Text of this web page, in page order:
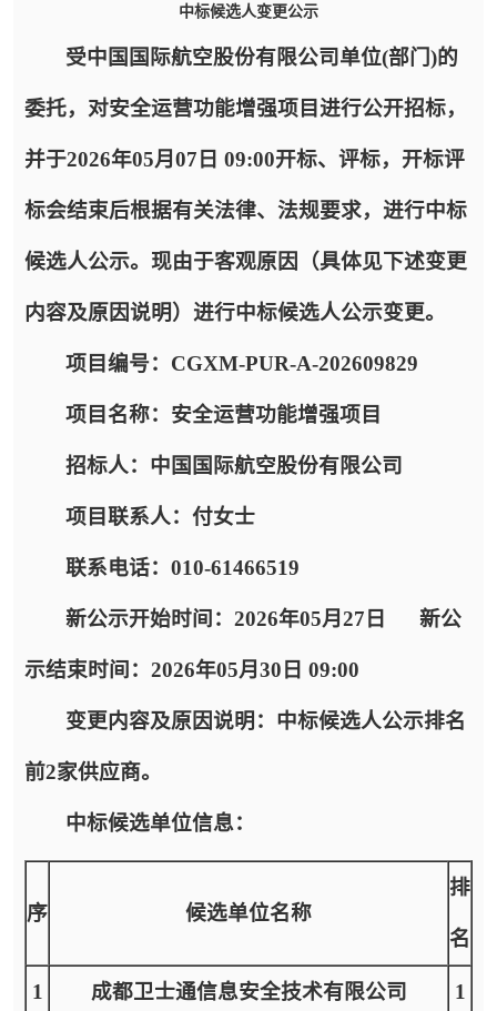
中标候选人变更公示
受中国国际航空股份有限公司单位(部门)的
委托，对安全运营功能增强项目 进行公开招标，
并于2026年05月07日 09:00开标、评标，开标评
标会结束后根据有关法律、法规要求，进行中标
候选人公示。现由于客观原因（具体见下述变更
内容及原因说明）进行中标候选人公示变更。
项目编号： CGXM-PUR-A-202609829
项目名称： 安全运营功能增强项目
招标人： 中国国际航空股份有限公司
项目联系人：付女士
联系电话：010-61466519
新公示开始时间：2026年05月27日 新公
示结束时间： 2026年05月30日 09:00
变更内容及原因说明：中标候选人公示排名
前2家供应商。
中标候选单位信息：
序 候选单位名称
排
名
1 成都卫士通信息安全技术有限公司 1